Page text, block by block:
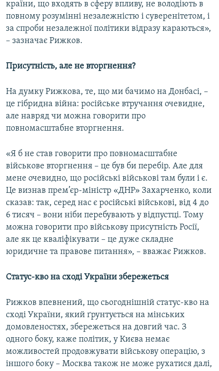
країни, що входять в сферу впливу, не володіють в
повному розумінні незалежністю і суверенітетом, і
за спроби незалежної політики відразу караються»,
– зазначає Рижков.
Присутність, але не вторгнення?
На думку Рижкова, те, що ми бачимо на Донбасі, –
це гібридна війна: російське втручання очевидне,
але навряд чи можна говорити про
повномасштабне вторгнення.
«Я б не став говорити про повномасштабне
військове вторгнення – це був би перебір. Але для
мене очевидно, що російські військові там були і є.
Це визнав прем’єр-міністр «ДНР» Захарченко, коли
сказав: так, серед нас є російські військові, від 4 до
6 тисяч – вони ніби перебувають у відпустці. Тому
можна говорити про військову присутність Росії,
але як це кваліфікувати – це дуже складне
юридичне та правове питання», – вважає Рижков.
Статус-кво на сході України збережеться
Рижков впевнений, що сьогоднішній статус-кво на
сході України, який ґрунтується на мінських
домовленостях, збережеться на довгий час. З
одного боку, каже політик, у Києва немає
можливостей продовжувати військову операцію, з
іншого боку – Москва також не може рухатися далі,